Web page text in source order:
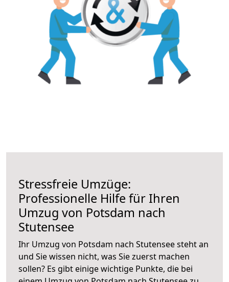
Stressfreie Umzüge:
Professionelle Hilfe für Ihren
Umzug von Potsdam nach
Stutensee
Ihr Umzug von Potsdam nach Stutensee steht an
und Sie wissen nicht, was Sie zuerst machen
sollen? Es gibt einige wichtige Punkte, die bei